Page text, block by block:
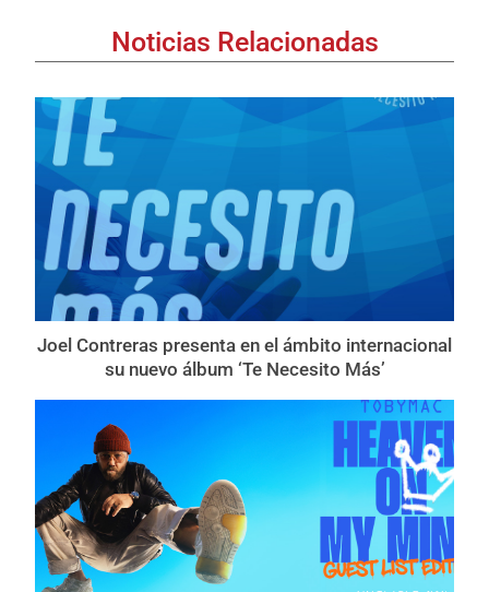
Noticias Relacionadas
Joel Contreras presenta en el ámbito internacional
su nuevo álbum ‘Te Necesito Más’